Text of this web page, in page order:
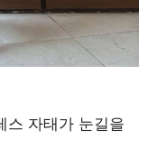
스 자태가 눈길을